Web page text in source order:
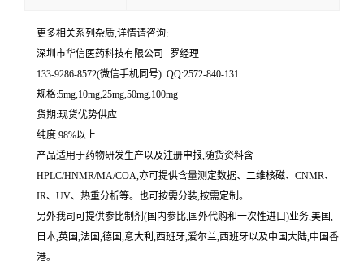
更多相关系列杂质,详情请咨询:
深圳市华信医药科技有限公司--罗经理
133-9286-8572(微信手机同号) QQ:2572-840-131
规格:5mg,10mg,25mg,50mg,100mg
货期:现货优势供应
纯度:98%以上
产品适用于药物研发生产以及注册申报,随货资料含
HPLC/HNMR/MA/COA,亦可提供含量测定数据、二维核磁、CNMR、
IR、UV、热重分析等。也可按需分装,按需定制。
另外我司可提供参比制剂(国内参比,国外代购和一次性进口)业务,美国,
日本,英国,法国,德国,意大利,西班牙,爱尔兰,西班牙以及中国大陆,中国香
港。